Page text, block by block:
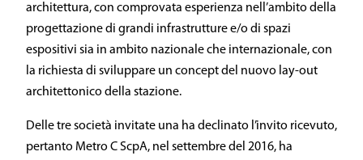
architettura, con comprovata esperienza nell’ambito della
progettazione di grandi infrastrutture e/o di spazi
espositivi sia in ambito nazionale che internazionale, con
la richiesta di sviluppare un concept del nuovo lay-out
architettonico della stazione.
Delle tre società invitate una ha declinato l’invito ricevuto,
pertanto Metro C ScpA, nel settembre del 2016, ha